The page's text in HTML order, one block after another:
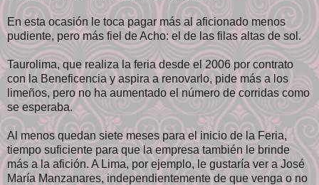
En esta ocasión le toca pagar más al aficionado menos
pudiente, pero más fiel de Acho: el de las filas altas de sol.
Taurolima, que realiza la feria desde el 2006 por contrato
con la Beneficencia y aspira a renovarlo, pide más a los
limeños, pero no ha aumentado el número de corridas como
se esperaba.
Al menos quedan siete meses para el inicio de la Feria,
tiempo suficiente para que la empresa también le brinde
más a la afición. A Lima, por ejemplo, le gustaría ver a José
María Manzanares, independientemente de que venga o no